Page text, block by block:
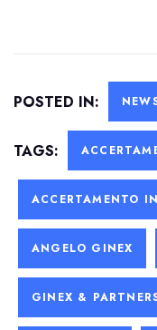
POSTED IN:
TAGS:
ACCERTAMENTO
ANGELO GINEX
GINEX &